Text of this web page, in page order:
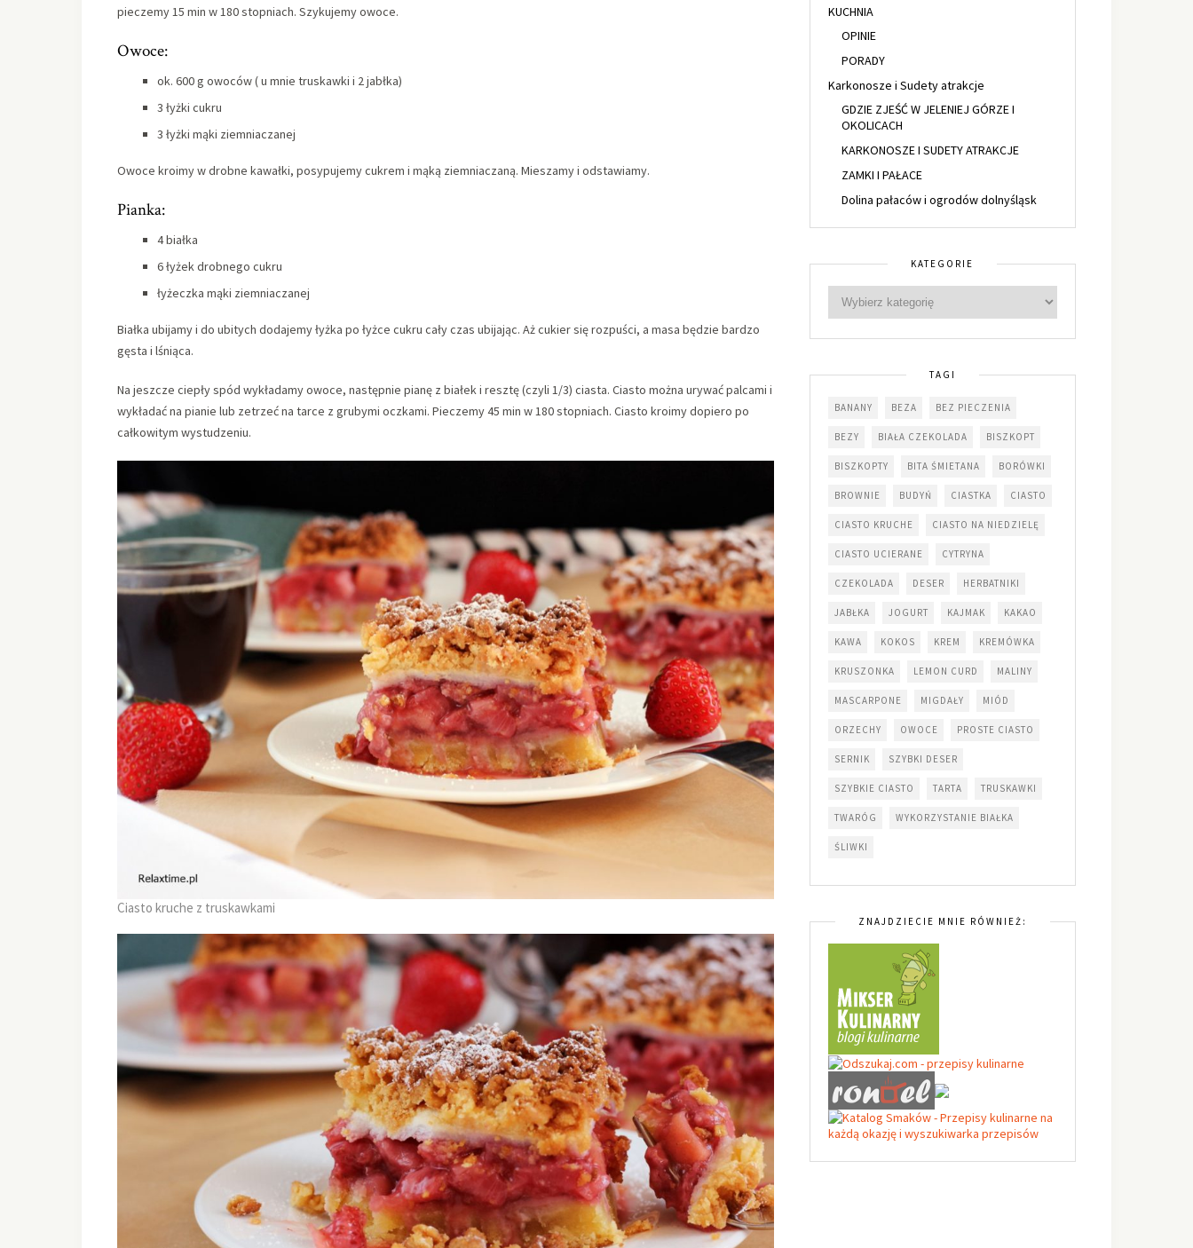
pieczemy 15 min w 180 stopniach. Szykujemy owoce.
Owoce:
ok. 600 g owoców ( u mnie truskawki i 2 jabłka)
3 łyżki cukru
3 łyżki mąki ziemniaczanej
Owoce kroimy w drobne kawałki, posypujemy cukrem i mąką ziemniaczaną. Mieszamy i odstawiamy.
Pianka:
4 białka
6 łyżek drobnego cukru
łyżeczka mąki ziemniaczanej
Białka ubijamy i do ubitych dodajemy łyżka po łyżce cukru cały czas ubijając. Aż cukier się rozpuści, a masa będzie bardzo
gęsta i lśniąca.
Na jeszcze ciepły spód wykładamy owoce, następnie pianę z białek i resztę (czyli 1/3) ciasta. Ciasto można urywać palcami i
wykładać na pianie lub zetrzeć na tarce z grubymi oczkami. Pieczemy 45 min w 180 stopniach. Ciasto kroimy dopiero po
całkowitym wystudzeniu.
Ciasto kruche z truskawkami
KUCHNIA
OPINIE
PORADY
Karkonosze i Sudety atrakcje
GDZIE ZJEŚĆ W JELENIEJ GÓRZE I
OKOLICACH
KARKONOSZE I SUDETY ATRAKCJE
ZAMKI I PAŁACE
Dolina pałaców i ogrodów dolnyśląsk
KATEGORIE
TAGI
BANANY BEZA BEZ PIECZENIA
BEZY BIAŁA CZEKOLADA BISZKOPT
BISZKOPTY BITA ŚMIETANA BORÓWKI
BROWNIE BUDYŃ CIASTKA CIASTO
CIASTO KRUCHE CIASTO NA NIEDZIELĘ
CIASTO UCIERANE CYTRYNA
CZEKOLADA DESER HERBATNIKI
JABŁKA JOGURT KAJMAK KAKAO
KAWA KOKOS KREM KREMÓWKA
KRUSZONKA LEMON CURD MALINY
MASCARPONE MIGDAŁY MIÓD
ORZECHY OWOCE PROSTE CIASTO
SERNIK SZYBKI DESER
SZYBKIE CIASTO TARTA TRUSKAWKI
TWARÓG WYKORZYSTANIE BIAŁKA
ŚLIWKI
ZNAJDZIECIE MNIE RÓWNIEŻ: